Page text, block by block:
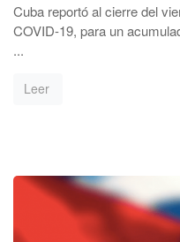
Cuba reportó al cierre del
COVID-19, para un
...
Leer